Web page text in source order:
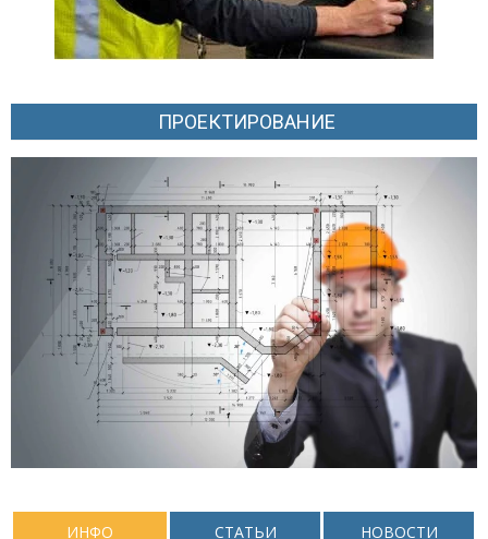
ПРОЕКТИРОВАНИЕ
ИНФО СТАТЬИ НОВОСТИ